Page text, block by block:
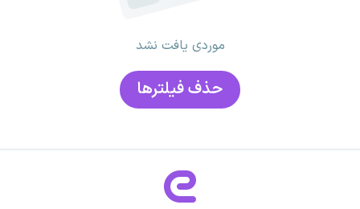
موردی یافت نشد
حذف فیلتر‌ها